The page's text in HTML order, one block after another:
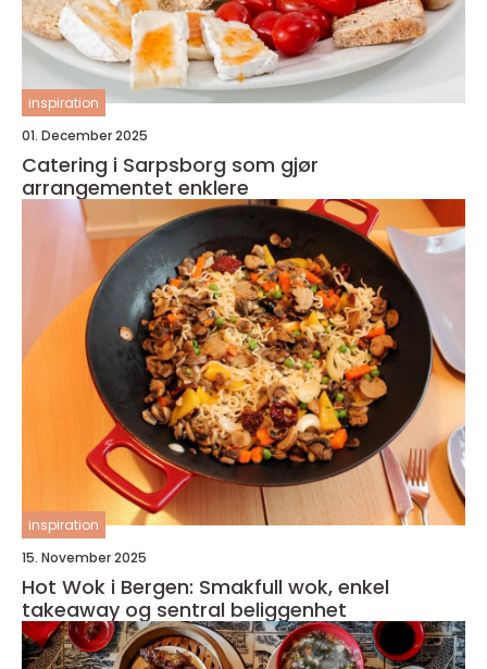
inspiration
01. December 2025
Catering i Sarpsborg som gjør
arrangementet enklere
inspiration
15. November 2025
Hot Wok i Bergen: Smakfull wok, enkel
takeaway og sentral beliggenhet